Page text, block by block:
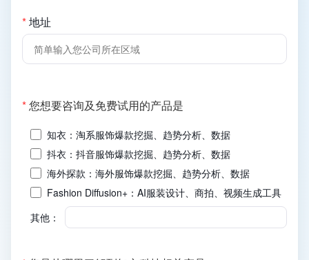
*地址
*您想要咨询及免费试用的产品是
知衣：淘系服饰爆款挖掘、趋势分析、数据
抖衣：抖音服饰爆款挖掘、趋势分析、数据
海外探款：海外服饰爆款挖掘、趋势分析、数据
Fashion Diffusion+：AI服装设计、商拍、视频生成工具
其他：